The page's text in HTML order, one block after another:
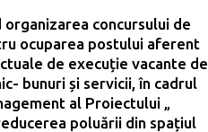
organizarea concursului de
ocuparea postului aferent
de execuție vacante de
bunuri și servicii, în cadrul
al Proiectului „
poluării din spațiul